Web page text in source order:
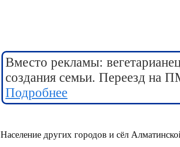
Вместо рекламы:
создания семьи. Переезд на
Подробнее
Население других городов и сёл